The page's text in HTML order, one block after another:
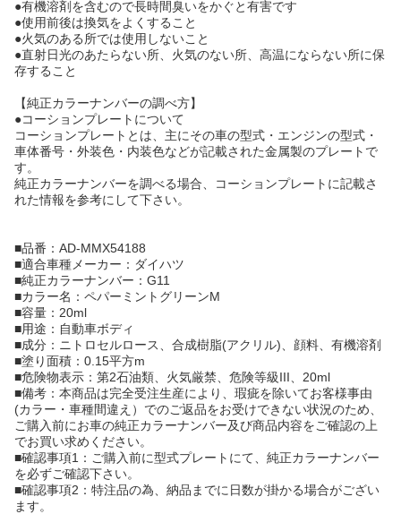
●有機溶剤を含むので長時間臭いをかぐと有害です
●使用前後は換気をよくすること
●火気のある所では使用しないこと
●直射日光のあたらない所、火気のない所、高温にならない所に保
存すること
【純正カラーナンバーの調べ方】
●コーションプレートについて
コーションプレートとは、主にその車の型式・エンジンの型式・
車体番号・外装色・内装色などが記載された金属製のプレートで
す。
純正カラーナンバーを調べる場合、コーションプレートに記載さ
れた情報を参考にして下さい。
■品番：AD-MMX54188
■適合車種メーカー：ダイハツ
■純正カラーナンバー：G11
■カラー名：ペパーミントグリーンM
■容量：20ml
■用途：自動車ボディ
■成分：ニトロセルロース、合成樹脂(アクリル)、顔料、有機溶剤
■塗り面積：0.15平方m
■危険物表示：第2石油類、火気厳禁、危険等級III、20ml
■備考：本商品は完全受注生産により、瑕疵を除いてお客様事由
(カラー・車種間違え）でのご返品をお受けできない状況のため、
ご購入前にお車の純正カラーナンバー及び商品内容をご確認の上
でお買い求めください。
■確認事項1：ご購入前に型式プレートにて、純正カラーナンバー
を必ずご確認下さい。
■確認事項2：特注品の為、納品までに日数が掛かる場合がござい
ます。